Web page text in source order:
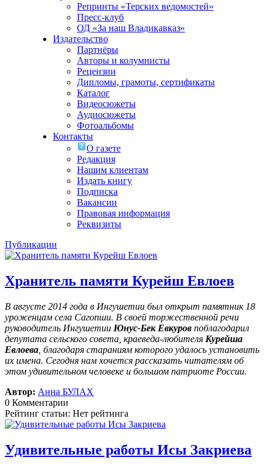
Репринты «Терских ведомостей»
Пресс-клуб
ОД «За наш Владикавказ»
Издательство
Партнёры
Авторы и колумнисты
Рецензии
Дипломы, грамоты, сертификаты
Каталог
Видеосюжеты
Аудиосюжеты
Фотоальбомы
Контакты
О газете
Редакция
Нашим клиентам
Издать книгу
Подписка
Вакансии
Правовая информация
Реквизиты
Публикации
Хранитель памяти Курейш Евлоев
В августе 2014 года в Ингушетии был открыт памятник 18
уроженцам села Сагопши. В своей торжественной речи
руководитель Ингушетии Юнус-Бек Евкуров поблагодарил
депутата сельского совета, краеведа-любителя Курейша
Евлоева , благодаря стараниям которого удалось установить
их имена. Сегодня нам хочется рассказать читателям об
этом удивительном человеке и большом патриоте России.
Автор: Анна БУЛАХ
0 Комментарии
Рейтинг статьи: Нет рейтинга
Удивительные работы Исы Закриева